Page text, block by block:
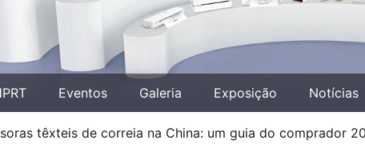
Eventos Galeria Exposição Notícias
têxteis de correia na China: um guia do comprador